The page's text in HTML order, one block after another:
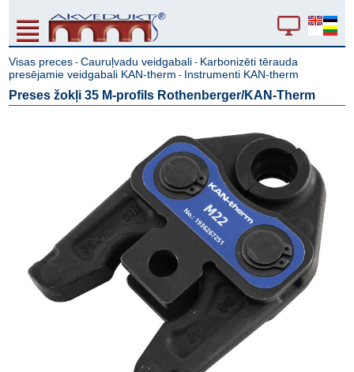
Visas preces -Cauruļvadu veidgabali - Karbonizēti tērauda
presējamie veidgabali KAN-therm - Instrumenti KAN-therm
Preses žokļi 35 M-profils Rothenberger/KAN-Therm